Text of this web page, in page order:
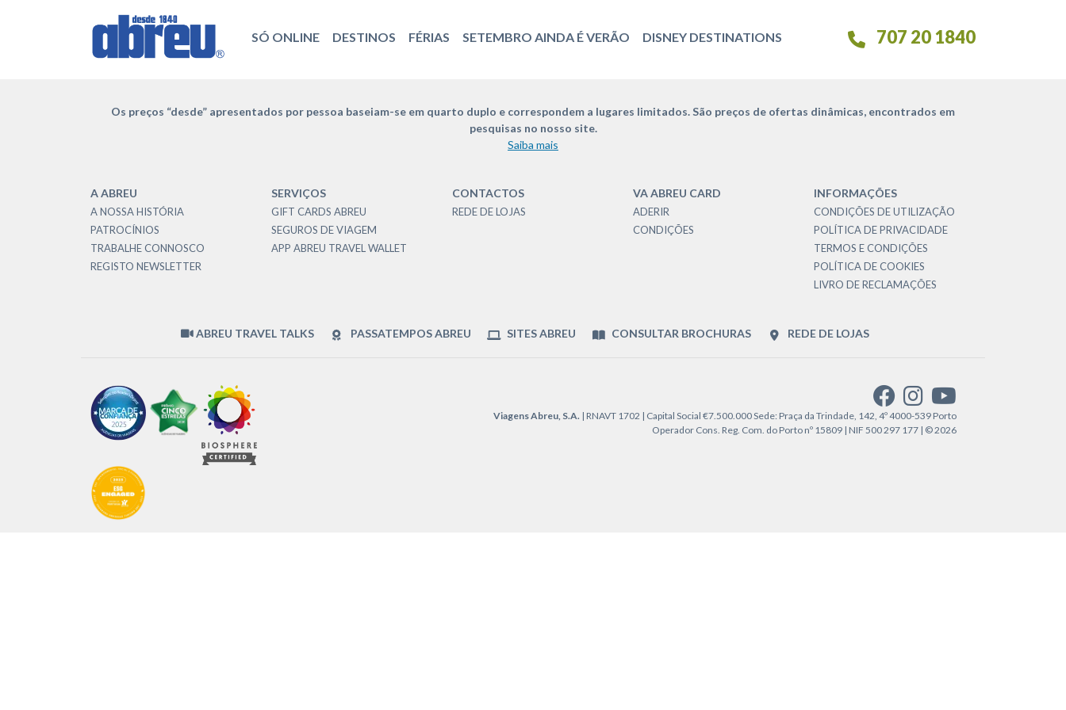
SÓ ONLINE DESTINOS FÉRIAS SETEMBRO AINDA É VERÃO DISNEY DESTINATIONS 707 20 1840
Os preços “desde” apresentados por pessoa baseiam-se em quarto duplo e correspondem a lugares limitados. São preços de ofertas dinâmicas, encontrados em
pesquisas no nosso site.
Saiba mais
A ABREU
A NOSSA HISTÓRIA
PATROCÍNIOS
TRABALHE CONNOSCO
REGISTO NEWSLETTER
SERVIÇOS
GIFT CARDS ABREU
SEGUROS DE VIAGEM
APP ABREU TRAVEL WALLET
CONTACTOS
REDE DE LOJAS
VA ABREU CARD
ADERIR
CONDIÇÕES
INFORMAÇÕES
CONDIÇÕES DE UTILIZAÇÃO
POLÍTICA DE PRIVACIDADE
TERMOS E CONDIÇÕES
POLÍTICA DE COOKIES
LIVRO DE RECLAMAÇÕES
ABREU TRAVEL TALKS PASSATEMPOS ABREU SITES ABREU CONSULTAR BROCHURAS REDE DE LOJAS
Viagens Abreu, S.A. | RNAVT 1702 | Capital Social €7.500.000 Sede: Praça da Trindade, 142, 4º 4000-539 Porto
Operador Cons. Reg. Com. do Porto nº 15809 | NIF 500 297 177 | © 2026